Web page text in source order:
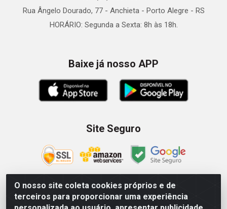
O nosso site coleta cookies próprios e de
terceiros para proporcionar uma experiência
Rua Ângelo Dourado, 77 - Anchieta - Porto Alegre - RS
HORÁRIO: Segunda a Sexta: 8h às 18h.
Baixe já nosso APP
Site Seguro
Zein Importação e Comércio LTDA - Av. Senador Queiróz, 274